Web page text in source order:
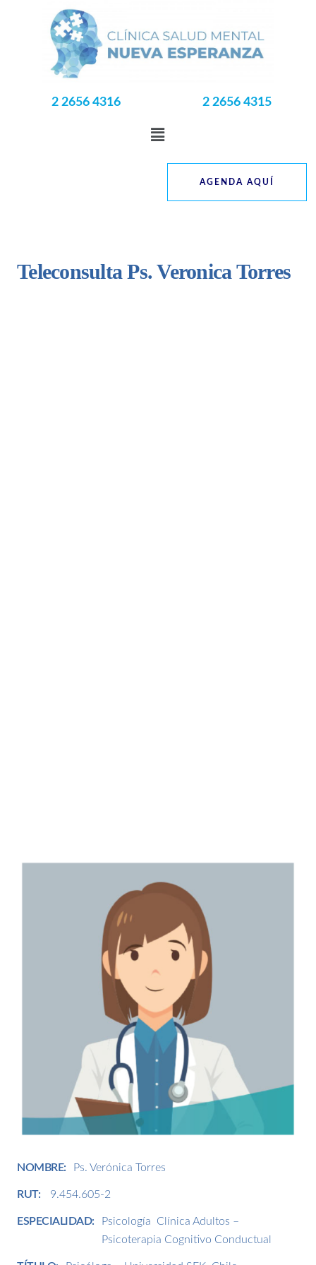
2 2656 4316 2 2656 4315
AGENDA AQUÍ
Teleconsulta Ps. Veronica Torres
NOMBRE: Ps. Verónica Torres
RUT: 9.454.605-2
ESPECIALIDAD:
Psicología Clínica Adultos –
Psicoterapia Cognitivo Conductual